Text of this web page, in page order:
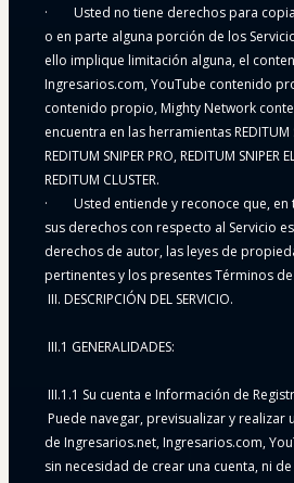
·        Usted no tiene derechos para
o en parte alguna porción de los
ello implique limitación alguna, el
Ingresarios.com, YouTube contenido
contenido propio, Mighty Network
encuentra en las herramientas REDITUM
REDITUM SNIPER PRO, REDITUM SNIPER
REDITUM CLUSTER.
·        Usted entiende y reconoce que,
sus derechos con respecto al Servicio
derechos de autor, las leyes de
pertinentes y los presentes Términos de
III. DESCRIPCIÓN DEL SERVICIO.
III.1 GENERALIDADES:
III.1.1 Su cuenta e Información de
Puede navegar, previsualizar y realizar
de Ingresarios.net, Ingresarios.com,
sin necesidad de crear una cuenta, ni